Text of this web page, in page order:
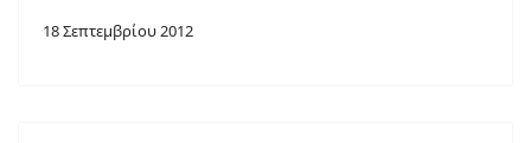
18 Σεπτεμβρίου 2012